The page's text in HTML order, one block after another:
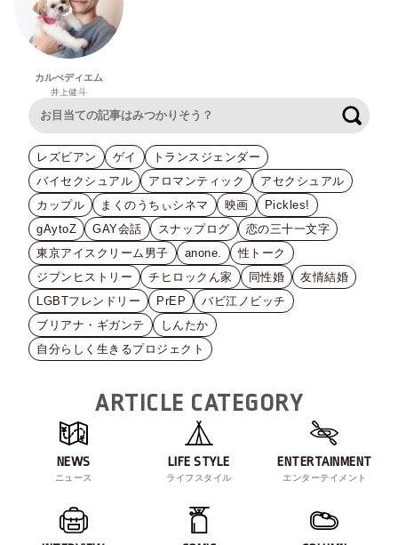
カルぺディエム
井上健斗
レズビアン ゲイ
トランスジェンダー
バイセクシュアル
アロマンティック
アセクシュアル
カップル
まくのうちぃシネマ 映画
Pickles!
gAytoZ
GAY会話 スナップログ
恋の三十一文字
東京アイスクリーム男子
anone.
性トーク
ジブンヒストリー
チヒロックん家 同性婚
友情結婚
LGBTフレンドリー
PrEP
バビ江ノビッチ
ブリアナ・ギガンテ
しんたか
自分らしく生きるプロジェクト
ARTICLE CATEGORY
NEWS
ニュース
LIFE STYLE
ライフスタイル
ENTERTAINMENT
エンターテイメント